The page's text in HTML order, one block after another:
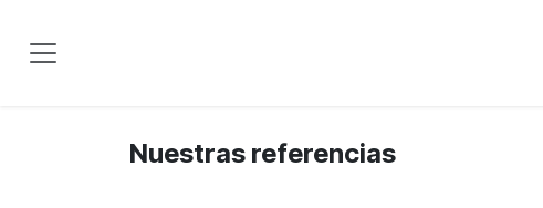
Nuestras referencias